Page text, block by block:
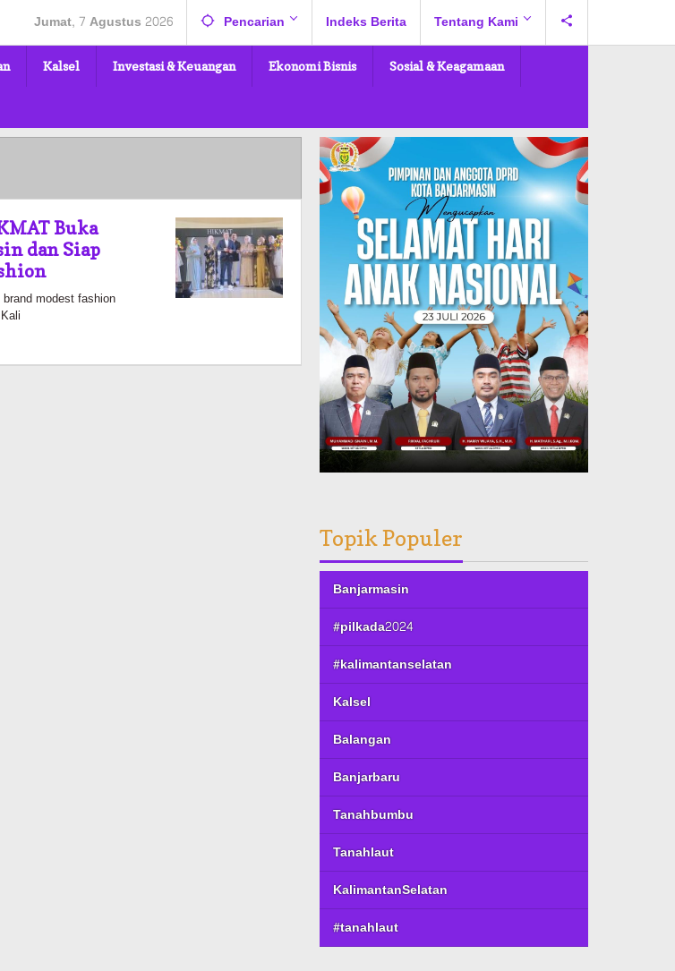
Jumat, 7 Agustus 2026 Pencarian Indeks Berita Tentang Kami
Kalsel Investasi & Keuangan Ekonomi Bisnis Sosial & Keagamaan
Buka
dan Siap
modest fashion
Topik Populer
Banjarmasin
#pilkada2024
#kalimantanselatan
Kalsel
Balangan
Banjarbaru
Tanahbumbu
Tanahlaut
KalimantanSelatan
#tanahlaut